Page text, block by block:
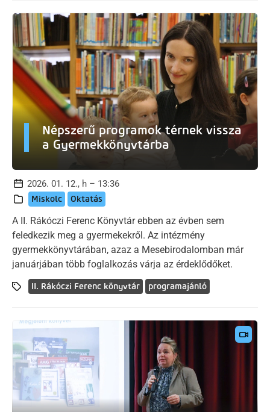
Népszerű programok térnek vissza
a Gyermekkönyvtárba
2026. 01. 12., h – 13:36
Miskolc Oktatás
A II. Rákóczi Ferenc Könyvtár ebben az évben sem
feledkezik meg a gyermekekről. Az intézmény
gyermekkönyvtárában, azaz a Mesebirodalomban már
januárjában több foglalkozás várja az érdeklődőket.
II. Rákóczi Ferenc könyvtár programajánló